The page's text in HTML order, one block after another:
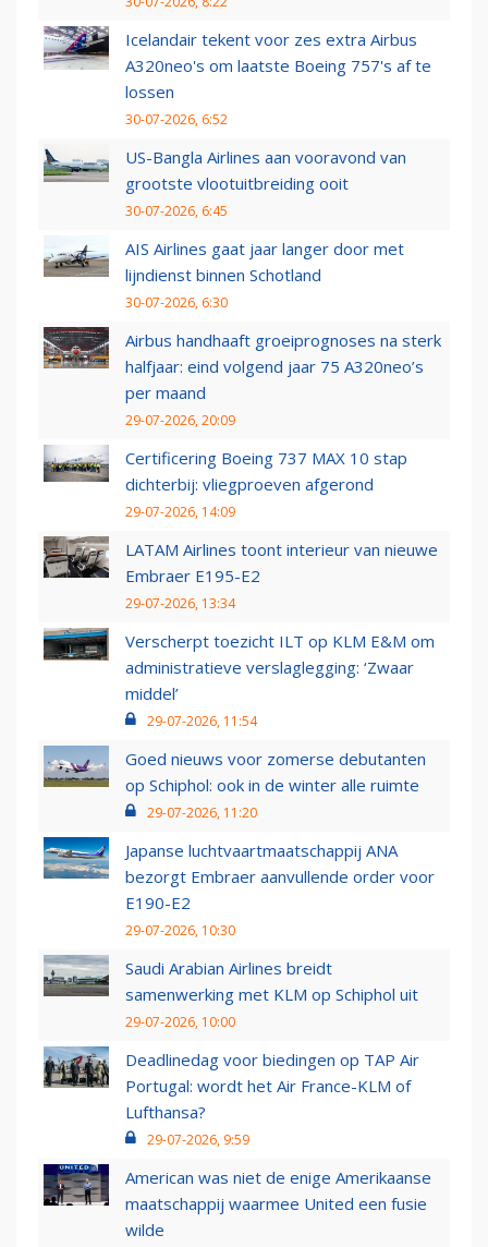
Icelandair tekent voor zes extra Airbus
A320neo's om laatste Boeing 757's af te
lossen
30-07-2026, 6:52
US-Bangla Airlines aan vooravond van
grootste vlootuitbreiding ooit
30-07-2026, 6:45
AIS Airlines gaat jaar langer door met
lijndienst binnen Schotland
30-07-2026, 6:30
Airbus handhaaft groeiprognoses na sterk
halfjaar: eind volgend jaar 75 A320neo’s
per maand
29-07-2026, 20:09
Certificering Boeing 737 MAX 10 stap
dichterbij: vliegproeven afgerond
29-07-2026, 14:09
LATAM Airlines toont interieur van nieuwe
Embraer E195-E2
29-07-2026, 13:34
Verscherpt toezicht ILT op KLM E&M om
administratieve verslaglegging: ‘Zwaar
middel’
29-07-2026, 11:54
Goed nieuws voor zomerse debutanten
op Schiphol: ook in de winter alle ruimte
29-07-2026, 11:20
Japanse luchtvaartmaatschappij ANA
bezorgt Embraer aanvullende order voor
E190-E2
29-07-2026, 10:30
Saudi Arabian Airlines breidt
samenwerking met KLM op Schiphol uit
29-07-2026, 10:00
Deadlinedag voor biedingen op TAP Air
Portugal: wordt het Air France-KLM of
Lufthansa?
29-07-2026, 9:59
American was niet de enige Amerikaanse
maatschappij waarmee United een fusie
wilde